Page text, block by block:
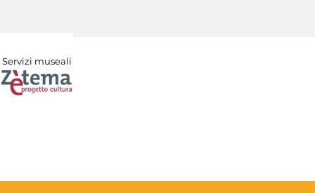
Servizi museali